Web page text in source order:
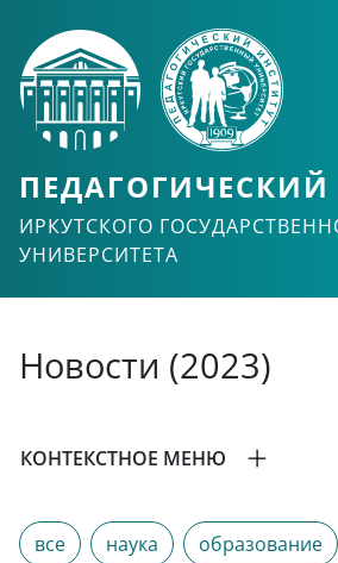
ИРКУТСКОГО
УНИВЕРСИТЕТА
Новости (2023)
КОНТЕКСТНОЕ МЕНЮ
все наука образование